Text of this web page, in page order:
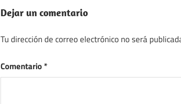
Dejar un comentario
Tu dirección de correo electrónico no será
Comentario*